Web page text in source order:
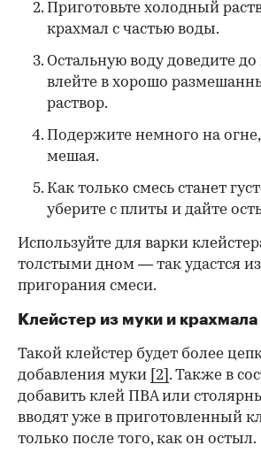
Приготовьте холодный
крахмал с частью воды.
Остальную воду доведите
влейте в хорошо
раствор.
Подержите немного на
мешая.
Как только смесь станет
уберите с плиты и дайте
Используйте для варки
толстыми дном — так удастся
пригорания смеси.
Клейстер из муки и крахмала
Такой клейстер будет более
добавления муки [2] . Также в
добавить клей ПВА или
вводят уже в приготовленный
только после того, как он остыл.